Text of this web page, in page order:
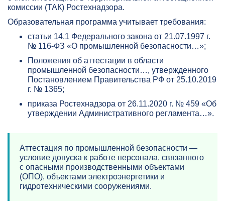
комиссии (ТАК) Ростехнадзора.
Образовательная программа учитывает требования:
статьи 14.1 Федерального закона от 21.07.1997 г.
№ 116-ФЗ «О промышленной безопасности…»;
Положения об аттестации в области
промышленной безопасности…, утвержденного
Постановлением Правительства РФ от 25.10.2019
г. № 1365;
приказа Ростехнадзора от 26.11.2020 г. № 459 «Об
утверждении Административного регламента…».
Аттестация по промышленной безопасности —
условие допуска к работе персонала, связанного
с опасными производственными объектами
(ОПО), объектами электроэнергетики и
гидротехническими сооружениями.